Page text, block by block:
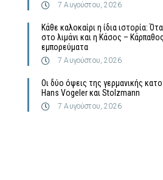
7 Αυγούστου, 2026
Κάθε καλοκαίρι η ίδια ιστορία:
στο λιμάνι και η Κάσος –
εμπορεύματα
7 Αυγούστου, 2026
Οι δύο όψεις της γερμανικής
Hans Vogeler και Stolzmann
7 Αυγούστου, 2026